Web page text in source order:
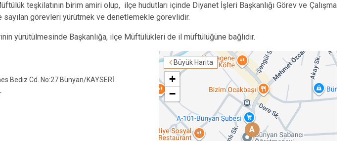
Bünyan
Felahiye
İncesu
Pınarbaşı
Sarız
Talas
Tomarza
Yahyalı
Yeşilhisar
teşkilatının birim amiri olup, ilçe hudutları içinde Diyanet İşleri Başkanlığı Görev ve Çalışma
görevleri yürütmek ve denetlemekle görevlidir.
yürütülmesinde Başkanlığa, ilçe Müftülükleri de il müftülüğüne bağlıdır.
Büyük Harita
A
+
−
Bediz Cd. No:27 Bünyan/KAYSERİ